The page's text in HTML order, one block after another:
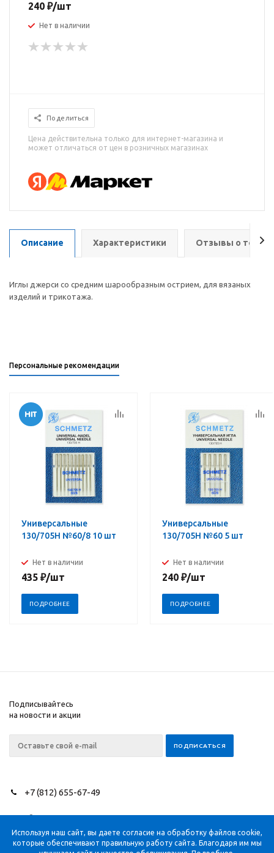
240 ₽/шт
Нет в наличии
Поделиться
Цена действительна только для интернет-магазина и
может отличаться от цен в розничных магазинах
Описание Характеристики Отзывы о
Иглы джерси со средним шарообразным острием, для вязаных
изделий и трикотажа.
Персональные рекомендации
Универсальные
130/705H №60/8 10 шт
Нет в наличии
435 ₽/шт
ПОДРОБНЕЕ
Универсальные
130/705H №60 5 шт
Нет в наличии
240 ₽/шт
ПОДРОБНЕЕ
Подписывайтесь
на новости и акции
+7 (812) 655-67-49
2026 © NEEDLES SINCE
1851
Помощь
Информация
Используя наш сайт, вы даете согласие на обработку файлов cookie,
которые обеспечивают правильную работу сайта. Благодаря им мы